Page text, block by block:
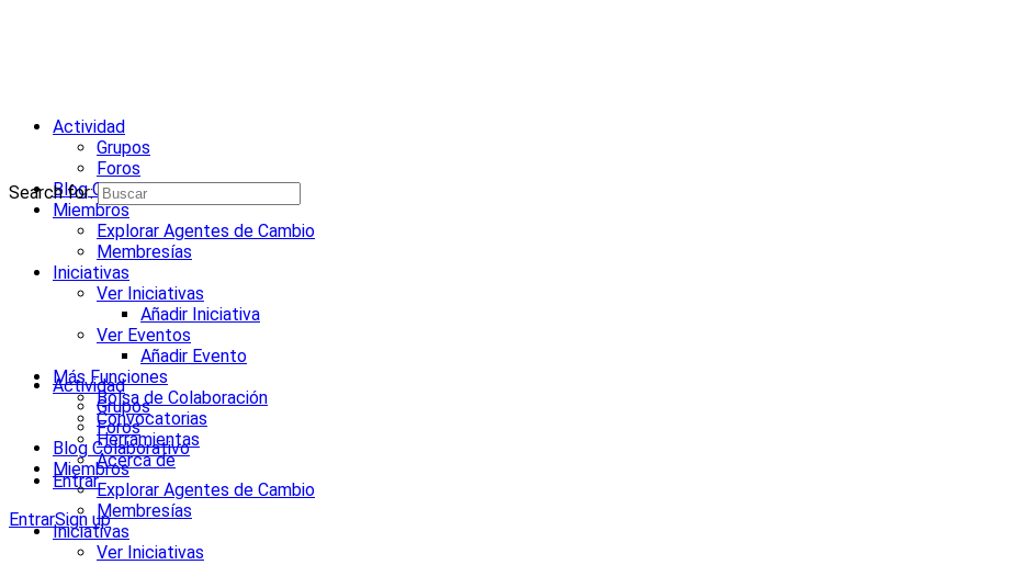
Actividad
Grupos
Foros
Blog Colaborativo
Miembros
Explorar Agentes de Cambio
Membresías
Iniciativas
Ver Iniciativas
Añadir Iniciativa
Ver Eventos
Añadir Evento
Más Funciones
Bolsa de Colaboración
Convocatorias
Herramientas
Acerca de
Entrar
EntrarSign up
Search for:
Actividad
Grupos
Foros
Blog Colaborativo
Miembros
Explorar Agentes de Cambio
Membresías
Iniciativas
Ver Iniciativas